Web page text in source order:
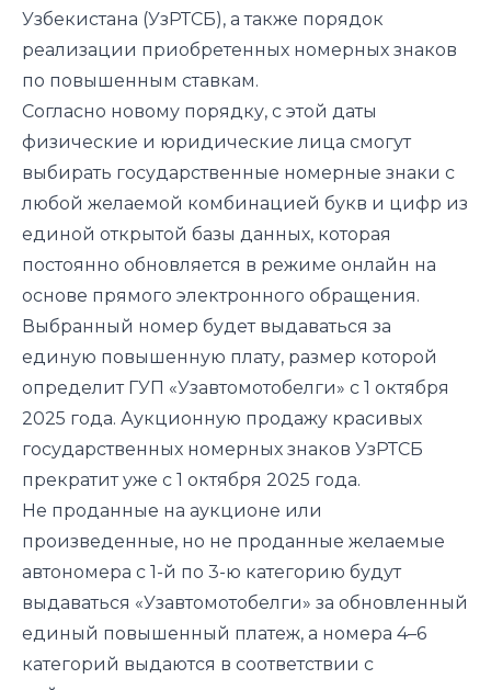
Узбекистана (УзРТСБ), а также порядок
реализации приобретенных номерных знаков
по повышенным ставкам.
Согласно новому порядку, с этой даты
физические и юридические лица смогут
выбирать государственные номерные знаки с
любой желаемой комбинацией букв и цифр из
единой открытой базы данных, которая
постоянно обновляется в режиме онлайн на
основе прямого электронного обращения.
Выбранный номер будет выдаваться за
единую повышенную плату, размер которой
определит ГУП «Узавтомотобелги» с 1 октября
2025 года. Аукционную продажу красивых
государственных номерных знаков УзРТСБ
прекратит уже с 1 октября 2025 года.
Не проданные на аукционе или
произведенные, но не проданные желаемые
автономера с 1-й по 3-ю категорию будут
выдаваться «Узавтомотобелги» за обновленный
единый повышенный платеж, а номера 4–6
категорий выдаются в соответствии с